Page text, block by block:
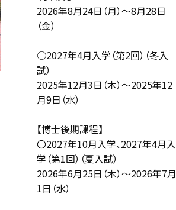
2026年8月24日（月）～8月28日
（金）
○2027年4月入学（第2回）（冬入
試）
2025年12月3日（木）～2025年12
月9日（水）
【博士後期課程】
〇2027年10月入学、2027年4月入
学（第1回）（夏入試）
2026年6月25日（木）～2026年7月
1日（水）